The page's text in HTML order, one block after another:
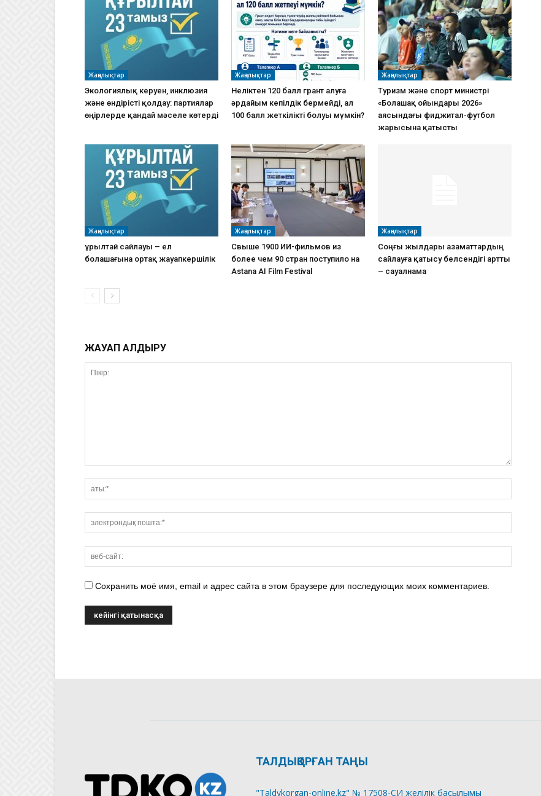
Жаңалықтар
Экологиялық керуен, инклюзия
және өндірісті қолдау: партиялар
өңірлерде қандай мәселе көтерді
Жаңалықтар
Неліктен 120 балл грант алуға
әрдайым кепілдік бермейді, ал
100 балл жеткілікті болуы мүмкін?
Жаңалықтар
Туризм және спорт министрі
«Болашақ ойындары 2026»
аясындағы фиджитал-футбол
жарысына қатысты
Жаңалықтар
Құрылтай сайлауы – ел
болашағына ортақ жауапкершілік
Жаңалықтар
Свыше 1900 ИИ-фильмов из
более чем 90 стран поступило на
Astana AI Film Festival
Жаңалықтар
Соңғы жылдары азаматтардың
сайлауға қатысу белсендігі артты
– сауалнама
ЖАУАП ҚАЛДЫРУ
Сохранить моё имя, email и адрес сайта в этом браузере для последующих моих комментариев.
ТАЛДЫҚОРҒАН ТАҢЫ
"Taldykorgan-online.kz" № 17508-СИ желілік басылымы